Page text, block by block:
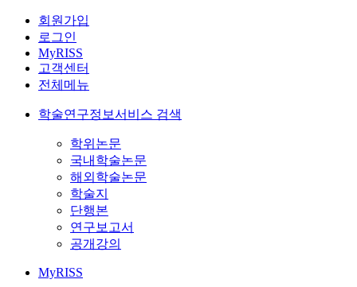
회원가입
로그인
MyRISS
고객센터
전체메뉴
학술연구정보서비스 검색
학위논문
국내학술논문
해외학술논문
학술지
단행본
연구보고서
공개강의
MyRISS